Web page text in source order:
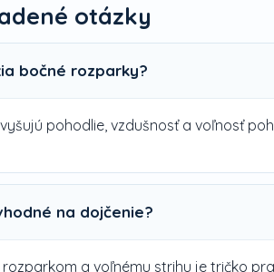
otázky
bočné rozparky?
pohodlie, vzdušnosť a voľnosť
na dojčenie?
a voľnému strihu je tričko